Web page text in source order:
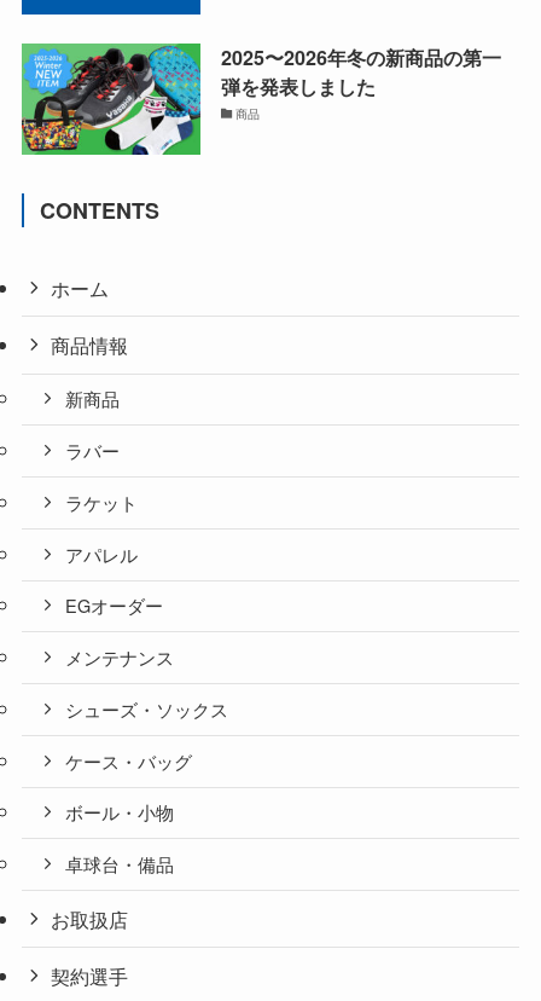
2025〜2026年冬の新商品の第一
弾を発表しました
商品
CONTENTS
ホーム
商品情報
新商品
ラバー
ラケット
アパレル
EGオーダー
メンテナンス
シューズ・ソックス
ケース・バッグ
ボール・小物
卓球台・備品
お取扱店
契約選手